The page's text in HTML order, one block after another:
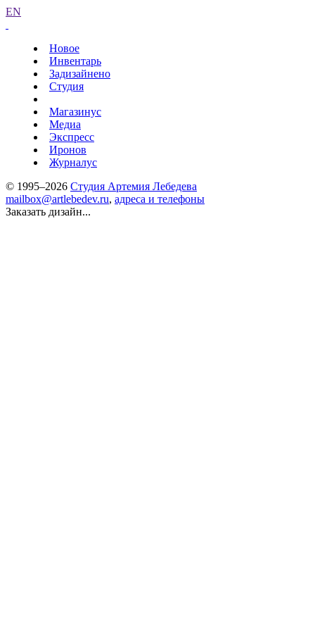
EN
Новое
Инвентарь
Задизайнено
Студия
Магазинус
Медиа
Экспресс
Иронов
Журналус
© 1995–2026 Студия Артемия Лебедева
mailbox@artlebedev.ru, адреса и телефоны
Заказать дизайн...